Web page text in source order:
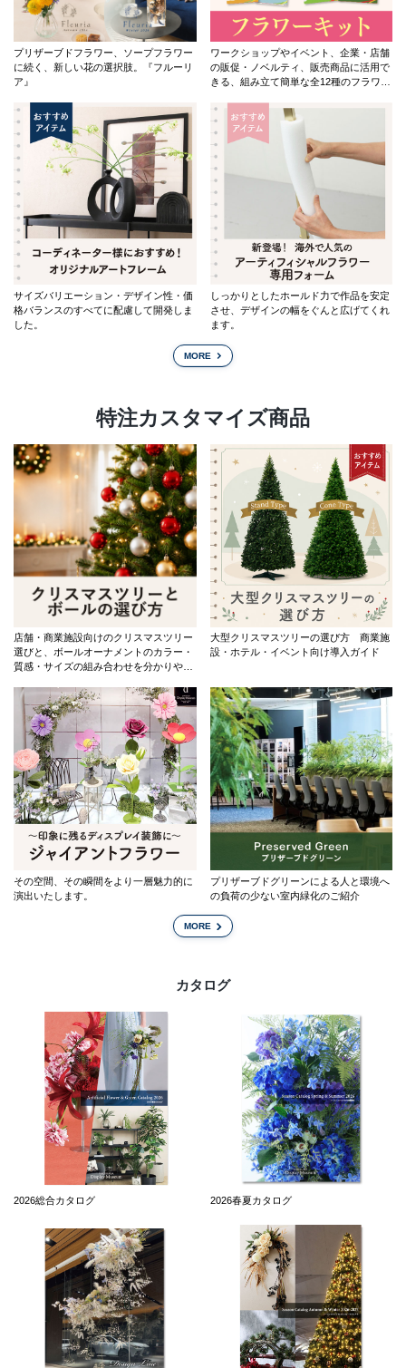
プリザーブドフラワー、ソープフラワー
に続く、新しい花の選択肢。『フルーリ
ア』
ワークショップやイベント、企業・店舗
の販促・ノベルティ、販売商品に活用で
きる、組み立て簡単な全12種のフラワー
サイズバリエーション・デザイン性・価
格バランスのすべてに配慮して開発しま
した。
しっかりとしたホールド力で作品を安定
させ、デザインの幅をぐんと広げてくれ
ます。
MORE
特注カスタマイズ商品
店舗・商業施設向けのクリスマスツリー
選びと、ボールオーナメントのカラー・
質感・サイズの組み合わせを分かりやす
ます。
大型クリスマスツリーの選び方 商業施
設・ホテル・イベント向け導入ガイド
その空間、その瞬間をより一層魅力的に
演出いたします。
プリザーブドグリーンによる人と環境へ
の負荷の少ない室内緑化のご紹介
MORE
カタログ
2026総合カタログ 2026春夏カタログ